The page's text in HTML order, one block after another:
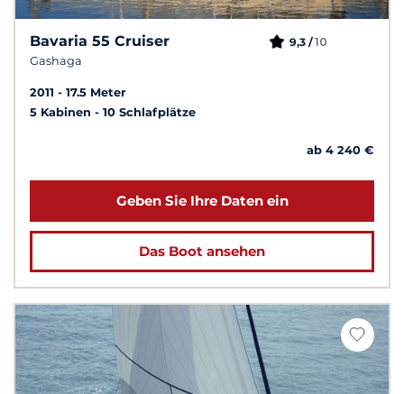
Bavaria 55 Cruiser
Gashaga
9,3 /10
2011
17.5 Meter
5 Kabinen
10 Schlafplätze
ab 4 240 €
Geben Sie Ihre Daten ein
Das Boot ansehen